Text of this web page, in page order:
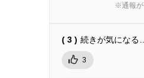
※通報が
( 3 ) 続きが気にな
3